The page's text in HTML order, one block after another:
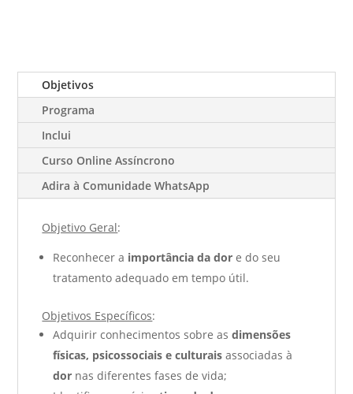
Objetivos
Programa
Inclui
Curso Online Assíncrono
Adira à Comunidade WhatsApp
Objetivo Geral:
Reconhecer a importância da dor e do seu
tratamento adequado em tempo útil.
Objetivos Específicos:
Adquirir conhecimentos sobre asdimensões
físicas, psicossociais e culturais associadas à
dor nas diferentes fases de vida;